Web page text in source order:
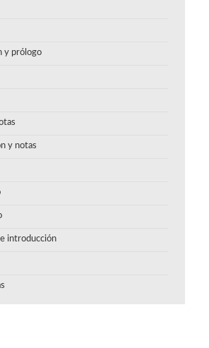
y prólogo
y notas
e introducción